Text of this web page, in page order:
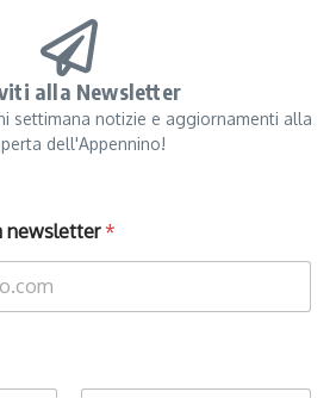
alla Newsletter
settimana notizie e aggiornamenti alla
dell'Appennino!
newsletter*